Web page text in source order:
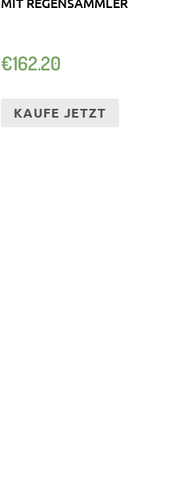
€162.20
KAUFE JETZT